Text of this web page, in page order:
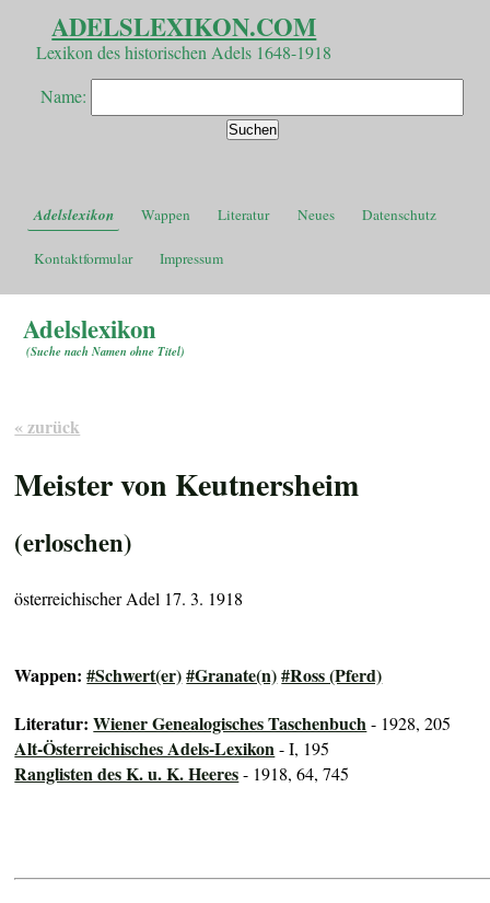
ADELSLEXIKON.COM
Lexikon des historischen Adels 1648-1918
Name:
Adelslexikon Wappen Literatur Neues Datenschutz
Kontaktformular Impressum
Adelslexikon
(Suche nach Namen ohne Titel)
« zurück
Meister von Keutnersheim
(erloschen)
österreichischer Adel 17. 3. 1918
Wappen:#Schwert(er)#Granate(n)#Ross (Pferd)
Literatur:Wiener Genealogisches Taschenbuch- 1928, 205
Alt-Österreichisches Adels-Lexikon- I, 195
Ranglisten des K. u. K. Heeres- 1918, 64, 745